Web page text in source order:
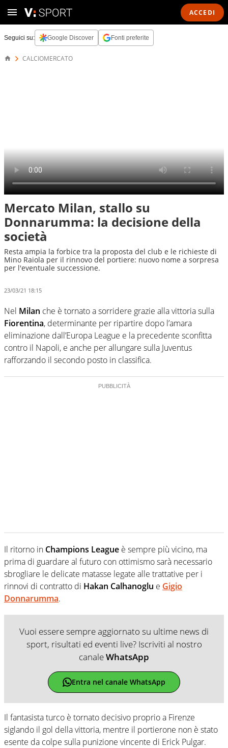
ACCEDI
Seguici su: Google Discover Fonti preferite
CALCIOMERCATO
Mercato Milan, stallo su
Donnarumma: la decisione della
società
Resta ampia la forbice tra la proposta del club e le richieste di
Mino Raiola per il rinnovo del portiere: nuovo nome a sorpresa
per l'eventuale successione.
23/03/21 18:15
Nel Milan che è tornato a sorridere grazie alla vittoria sulla
Fiorentina, determinante per ripartire dopo l’amara
eliminazione dall’Europa League e la precedente sconfitta
contro il Napoli, e anche per allungare sulla Juventus
rafforzando il secondo posto in classifica.
Il ritorno in Champions League è sempre più vicino, ma
prima di guardare al futuro con ottimismo sarà necessario
sbrogliare le delicate matasse legate alle trattative per i
rinnovi di contratto di Hakan Calhanoglu e Gigio
Donnarumma.
Vuoi essere sempre aggiornato su ultime news di
sport, risultati ed eventi live? Iscriviti al nostro
canaleWhatsApp
Entra nel canale WhatsApp
Il fantasista turco è tornato decisivo proprio a Firenze
siglando il gol della vittoria, mentre il portierone non è stato
esente da colpe sulla punizione vincente di Erick Pulgar.